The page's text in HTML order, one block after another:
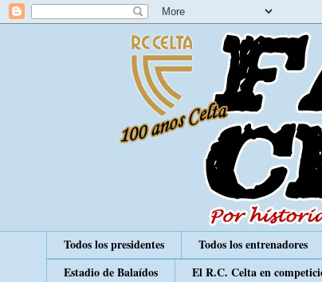
Todos los presidentes Todos los entrenadores
Estadio de Balaídos
El R.C. Celta en